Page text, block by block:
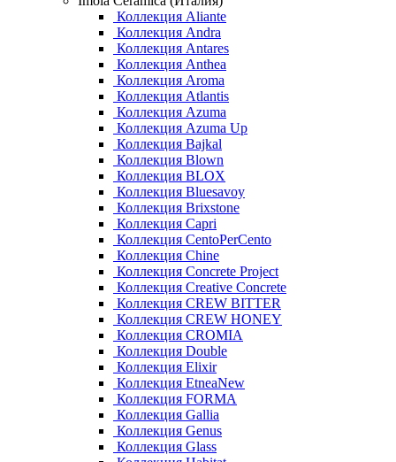
Коллекция Aliante
Коллекция Andra
Коллекция Antares
Коллекция Anthea
Коллекция Aroma
Коллекция Atlantis
Коллекция Azuma
Коллекция Azuma Up
Коллекция Bajkal
Коллекция Blown
Коллекция BLOX
Коллекция Bluesavoy
Коллекция Brixstone
Коллекция Capri
Коллекция CentoPerCento
Коллекция Chine
Коллекция Concrete Project
Коллекция Creative Concrete
Коллекция CREW BITTER
Коллекция CREW HONEY
Коллекция CROMIA
Коллекция Double
Коллекция Elixir
Коллекция EtneaNew
Коллекция FORMA
Коллекция Gallia
Коллекция Genus
Коллекция Glass